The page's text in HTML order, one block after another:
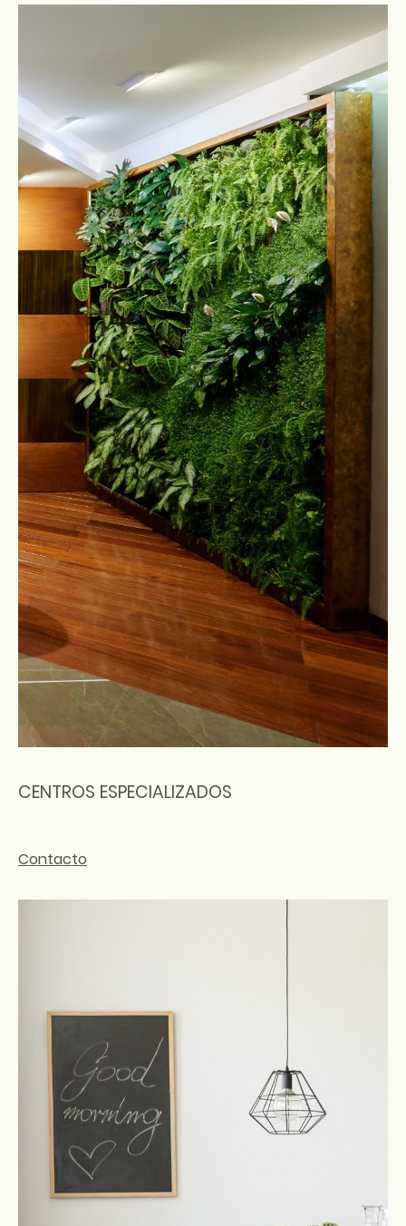
CENTROS ESPECIALIZADOS
Contacto